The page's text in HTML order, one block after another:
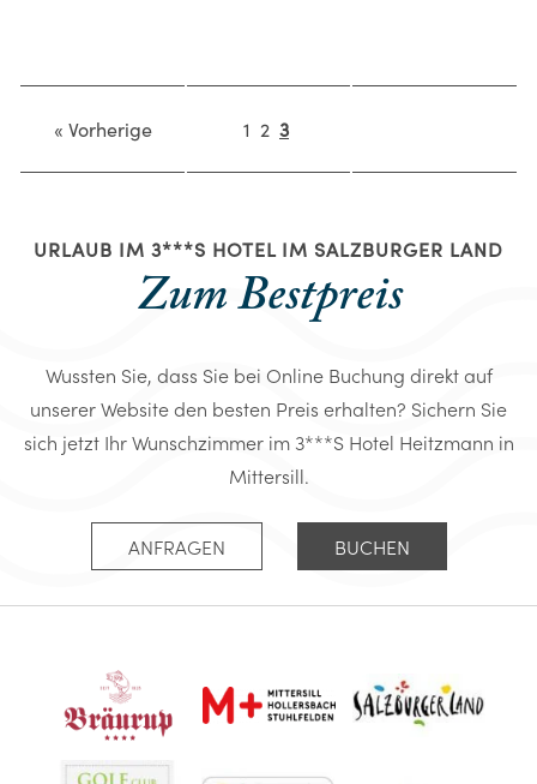
« Vorherige 1 2 3
URLAUB IM 3***S HOTEL IM SALZBURGER LAND
Zum Bestpreis
Wussten Sie, dass Sie bei Online Buchung direkt auf
unserer Website den besten Preis erhalten? Sichern Sie
sich jetzt Ihr Wunschzimmer im 3***S Hotel Heitzmann in
Mittersill.
ANFRAGEN BUCHEN